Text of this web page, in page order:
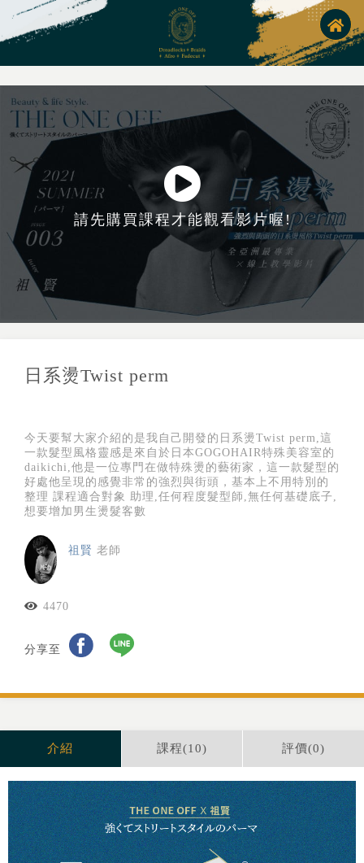
請先購買課程才能觀看影片喔!
日系燙Twist perm
今天要幫大家介紹的是我自己開發的日系燙Twist perm,這
一款髮型風格靈感是來自於日本GOGOHAIR特殊美容室的
daikichi,他是一位專門在做特殊燙的藝術家，這一款髮型的
好處他呈現的感覺非常的強烈與街頭，基本上不用特別的
整理 課程適合對象 助理,任何程度髮型師,無任何基礎底子,
想要增加男生燙髮客數
祖賢 老師
4470
分享至
介紹 課程(10) 評價(0)